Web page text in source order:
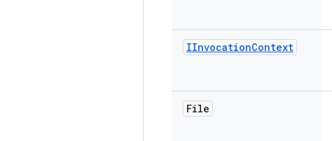
IInvocationContext
File